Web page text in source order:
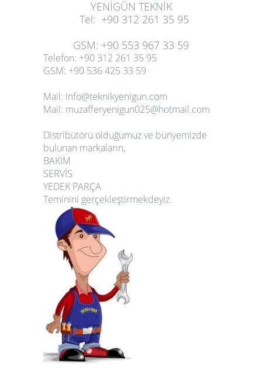
YENİGÜN TEKNİK
Tel: +90 312 261 35 95
GSM: +90 553 967 33 59
Telefon: +90 312 261 35 95
GSM: +90 536 425 33 59
Mail: info@teknikyenigun.com
Mail: muzafferyenigun025@hotmail.com
Distribütörü olduğumuz ve bünyemizde
bulunan markaların,
BAKIM
SERVİS
YEDEK PARÇA
Teminini gerçekleştirmekdeyiz.